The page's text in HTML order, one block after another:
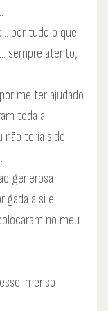
por tudo o que
sempre atento,
me ter ajudado
toda a
não teria sido
generosa
a si e
no meu
imenso